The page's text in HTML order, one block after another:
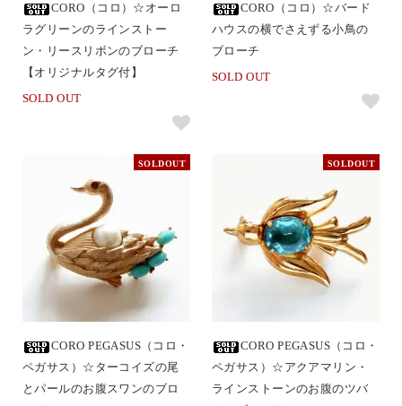
CORO（コロ）☆オーロ
ラグリーンのラインストー
ン・リースリボンのブローチ
【オリジナルタグ付】
SOLD OUT
CORO（コロ）☆バード
ハウスの横でさえずる小鳥の
ブローチ
SOLD OUT
SOLDOUT
CORO PEGASUS（コロ・
ペガサス）☆ターコイズの尾
とパールのお腹スワンのブロ
SOLDOUT
CORO PEGASUS（コロ・
ペガサス）☆アクアマリン・
ラインストーンのお腹のツバ